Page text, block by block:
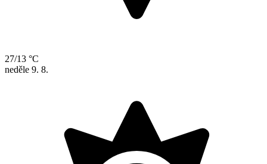
27/13 °C
neděle 9. 8.